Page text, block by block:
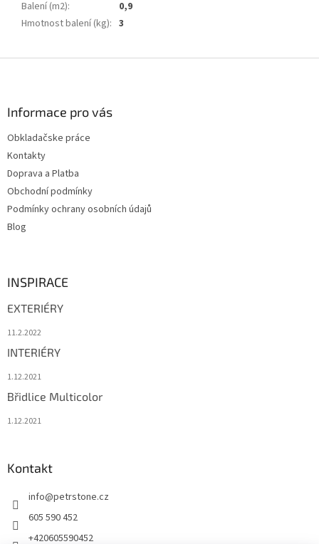
Balení (m2):
0,9
Hmotnost balení (kg): 3
Informace pro vás
Obkladačske práce
Kontakty
Doprava a Platba
Obchodní podmínky
Podmínky ochrany osobních údajů
Blog
INSPIRACE
EXTERIÉRY
11.2.2022
INTERIÉRY
1.12.2021
Břidlice Multicolor
1.12.2021
Kontakt
info@petrstone.cz
605 590 452
+420605590452